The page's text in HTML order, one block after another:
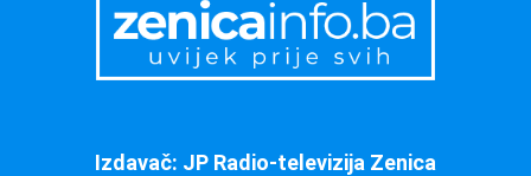
Izdavač: JP Radio-televizija Zenica